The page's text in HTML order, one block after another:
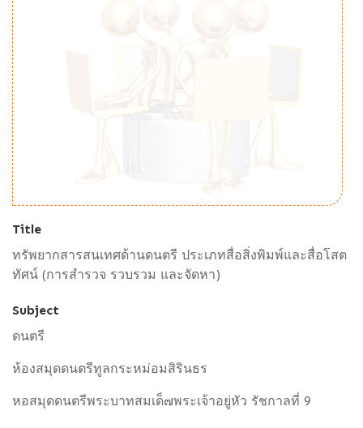
Title
ทรัพยากสารสนเทศด้านดนตรี ประเภทสื่อสิ่งพิมพ์และสื่อโสต
ทัศน์ (การสำรวจ รวบรวม และจัดหา)
Subject
ดนตรี
ห้องสมุดดนตรีทูลกระหม่อมสิรินธร
หอสมุดดนตรีพระบาทสมเด็๗พระเจ้าอยู่หัว รัชกาลที่ 9